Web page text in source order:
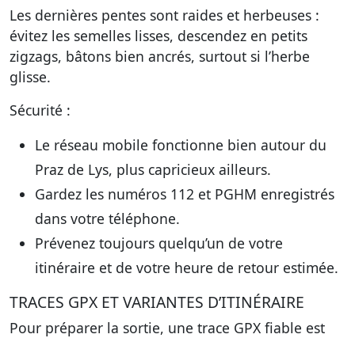
Les dernières pentes sont raides et herbeuses :
évitez les semelles lisses, descendez en petits
zigzags, bâtons bien ancrés, surtout si l’herbe
glisse.
Sécurité :
Le réseau mobile fonctionne bien autour du
Praz de Lys, plus capricieux ailleurs.
Gardez les numéros 112 et PGHM enregistrés
dans votre téléphone.
Prévenez toujours quelqu’un de votre
itinéraire et de votre heure de retour estimée.
TRACES GPX ET VARIANTES D’ITINÉRAIRE
Pour préparer la sortie, une trace GPX fiable est